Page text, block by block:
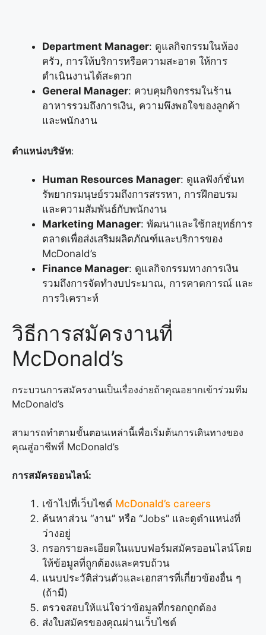
Department Manager: ดูแลกิจกรรมในห้อง
ครัว, การให้บริการหรือความสะอาด ให้การ
ดำเนินงานได้สะดวก
General Manager: ควบคุมกิจกรรมในร้าน
อาหารรวมถึงการเงิน, ความพึงพอใจของลูกค้า
และพนักงาน
ตำแหน่งบริษัท:
Human Resources Manager: ดูแลฟังก์ชั่นท
รัพยากรมนุษย์รวมถึงการสรรหา, การฝึกอบรม
และความสัมพันธ์กับพนักงาน
Marketing Manager: พัฒนาและใช้กลยุทธ์การ
ตลาดเพื่อส่งเสริมผลิตภัณฑ์และบริการของ
McDonald’s
Finance Manager: ดูแลกิจกรรมทางการเงิน
รวมถึงการจัดทำงบประมาณ, การคาดการณ์ และ
การวิเคราะห์
วิธีการสมัครงานที่
McDonald’s
กระบวนการสมัครงานเป็นเรื่องง่ายถ้าคุณอยากเข้าร่วมทีม
McDonald’s
สามารถทำตามขั้นตอนเหล่านี้เพื่อเริ่มต้นการเดินทางของ
คุณสู่อาชีพที่ McDonald’s
การสมัครออนไลน์:
เข้าไปที่เว็บไซต์ McDonald’s careers
ค้นหาส่วน “งาน” หรือ “Jobs” และดูตำแหน่งที่
ว่างอยู่
กรอกรายละเอียดในแบบฟอร์มสมัครออนไลน์โดย
ให้ข้อมูลที่ถูกต้องและครบถ้วน
แนบประวัติส่วนตัวและเอกสารที่เกี่ยวข้องอื่น ๆ
(ถ้ามี)
ตรวจสอบให้แน่ใจว่าข้อมูลที่กรอกถูกต้อง
ส่งใบสมัครของคุณผ่านเว็บไซต์